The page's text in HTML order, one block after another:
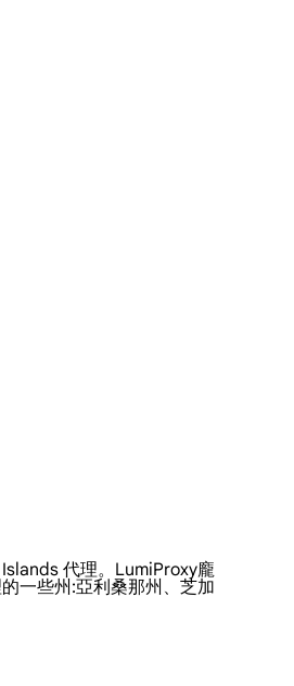
代理。LumiProxy龐
一些州:亞利桑那州、芝加